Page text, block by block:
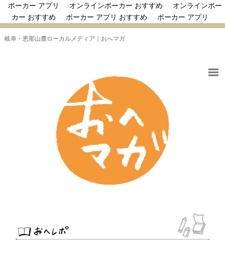
ポーカー アプリ オンラインポーカー おすすめ
オンラインポー
カー おすすめ
ポーカー アプリ おすすめ ポーカー アプリ
岐阜・恵那山麓ローカルメディア｜おへマガ